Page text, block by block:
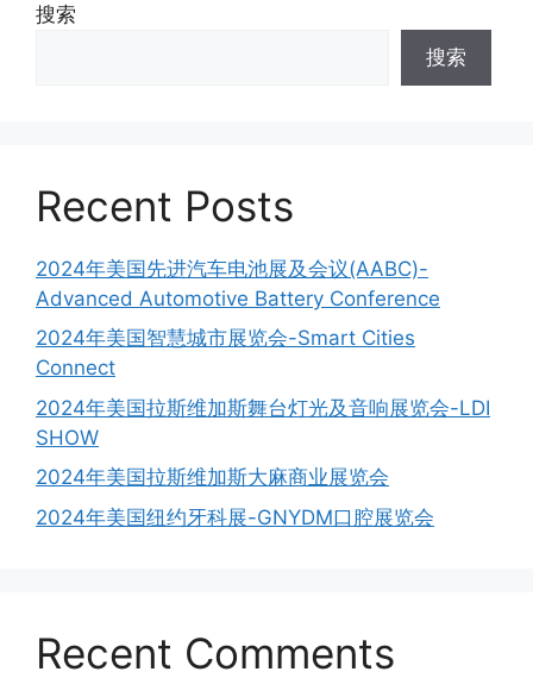
搜索
搜索
Recent Posts
2024年美国先进汽车电池展及会议(AABC)-
Advanced Automotive Battery Conference
2024年美国智慧城市展览会-Smart Cities
Connect
2024年美国拉斯维加斯舞台灯光及音响展览会-LDI
SHOW
2024年美国拉斯维加斯大麻商业展览会
2024年美国纽约牙科展-GNYDM口腔展览会
Recent Comments